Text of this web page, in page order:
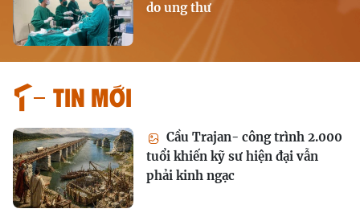
do ung thư
Tin mới
Cầu Trajan- công trình 2.000
tuổi khiến kỹ sư hiện đại vẫn
phải kinh ngạc